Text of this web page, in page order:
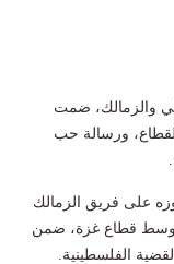
والزمالك، ضمت
ورسالة حب
على فريق الزمالك
وسط قطاع غزة، ضمن
الفلسطينية.